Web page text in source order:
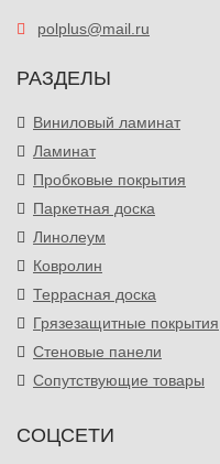
polplus@mail.ru
РАЗДЕЛЫ
Виниловый ламинат
Ламинат
Пробковые покрытия
Паркетная доска
Линолеум
Ковролин
Террасная доска
Грязезащитные покрытия
Стеновые панели
Сопутствующие товары
СОЦСЕТИ